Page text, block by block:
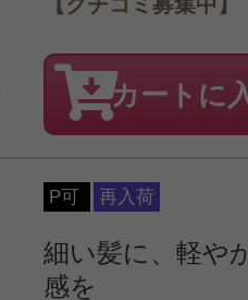
カートに
P可 再入荷
細い髪に、軽や
感を